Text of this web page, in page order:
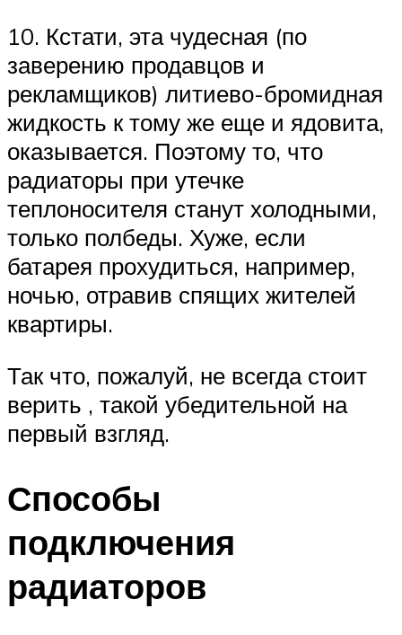
10. Кстати, эта чудесная (по
заверению продавцов и
рекламщиков) литиево-бромидная
жидкость к тому же еще и ядовита,
оказывается. Поэтому то, что
радиаторы при утечке
теплоносителя станут холодными,
только полбеды. Хуже, если
батарея прохудиться, например,
ночью, отравив спящих жителей
квартиры.
Так что, пожалуй, не всегда стоит
верить , такой убедительной на
первый взгляд.
Способы
подключения
радиаторов